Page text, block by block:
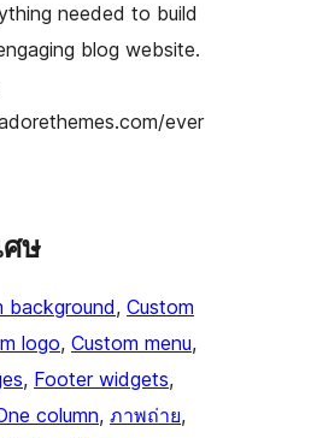
needed to build
blog website.
ever
ษ
background, Custom
logo, Custom menu
, Footer widgets
column, ภาพถ่าย